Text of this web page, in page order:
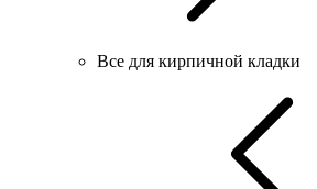
Все для кирпичной кладки